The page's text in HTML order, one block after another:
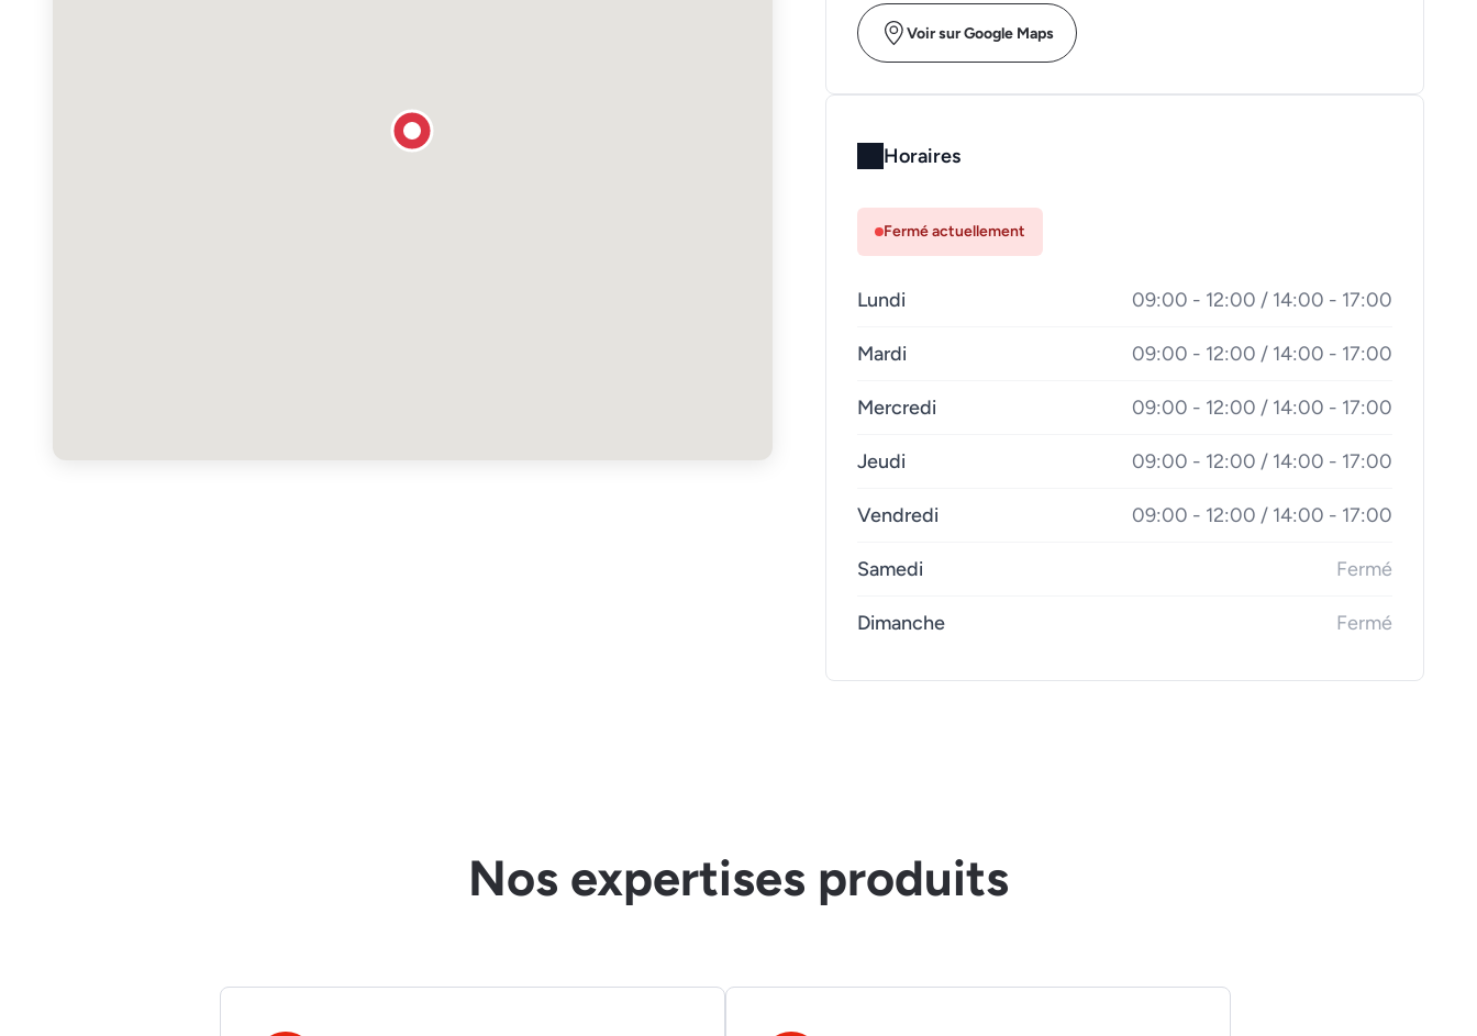
Voir sur Google Maps
Horaires
Fermé actuellement
Lundi 09:00 - 12:00 / 14:00 - 17:00
Mardi 09:00 - 12:00 / 14:00 - 17:00
Mercredi 09:00 - 12:00 / 14:00 - 17:00
Jeudi 09:00 - 12:00 / 14:00 - 17:00
Vendredi 09:00 - 12:00 / 14:00 - 17:00
Samedi Fermé
Dimanche Fermé
Nos expertises produits